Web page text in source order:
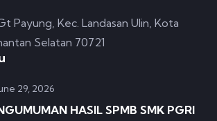
Payung, Kec. Landasan Ulin, Kota
Selatan 70721
29, 2026
HASIL SPMB SMK PGRI